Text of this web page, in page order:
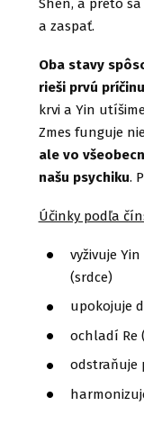
a zaspať.
Oba stavy
rieši prvú
krvi a Yin
Zmes funguje
ale vo
našu psychiku.
Účinky podľa
vyživuje
(srdce)
upokojuje
ochladí Re
odstraňuje